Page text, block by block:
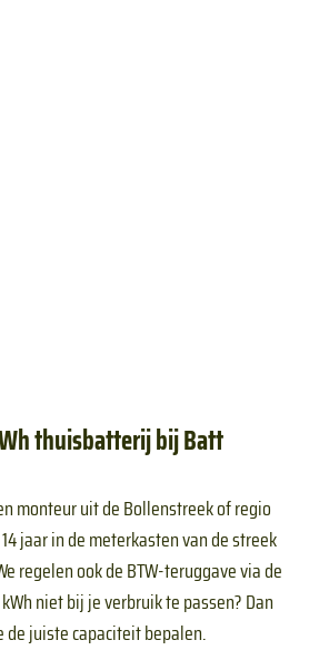
thuisbatterij bij Batt
monteur uit de Bollenstreek of regio
jaar in de meterkasten van de streek
regelen ook de BTW-teruggave via de
niet bij je verbruik te passen? Dan
de juiste capaciteit bepalen.